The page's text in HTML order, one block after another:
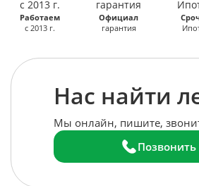
Работаем
с 2013 г.
Официал
гарантия
Нас найти
Мы онлайн, пишите,
Позвонить